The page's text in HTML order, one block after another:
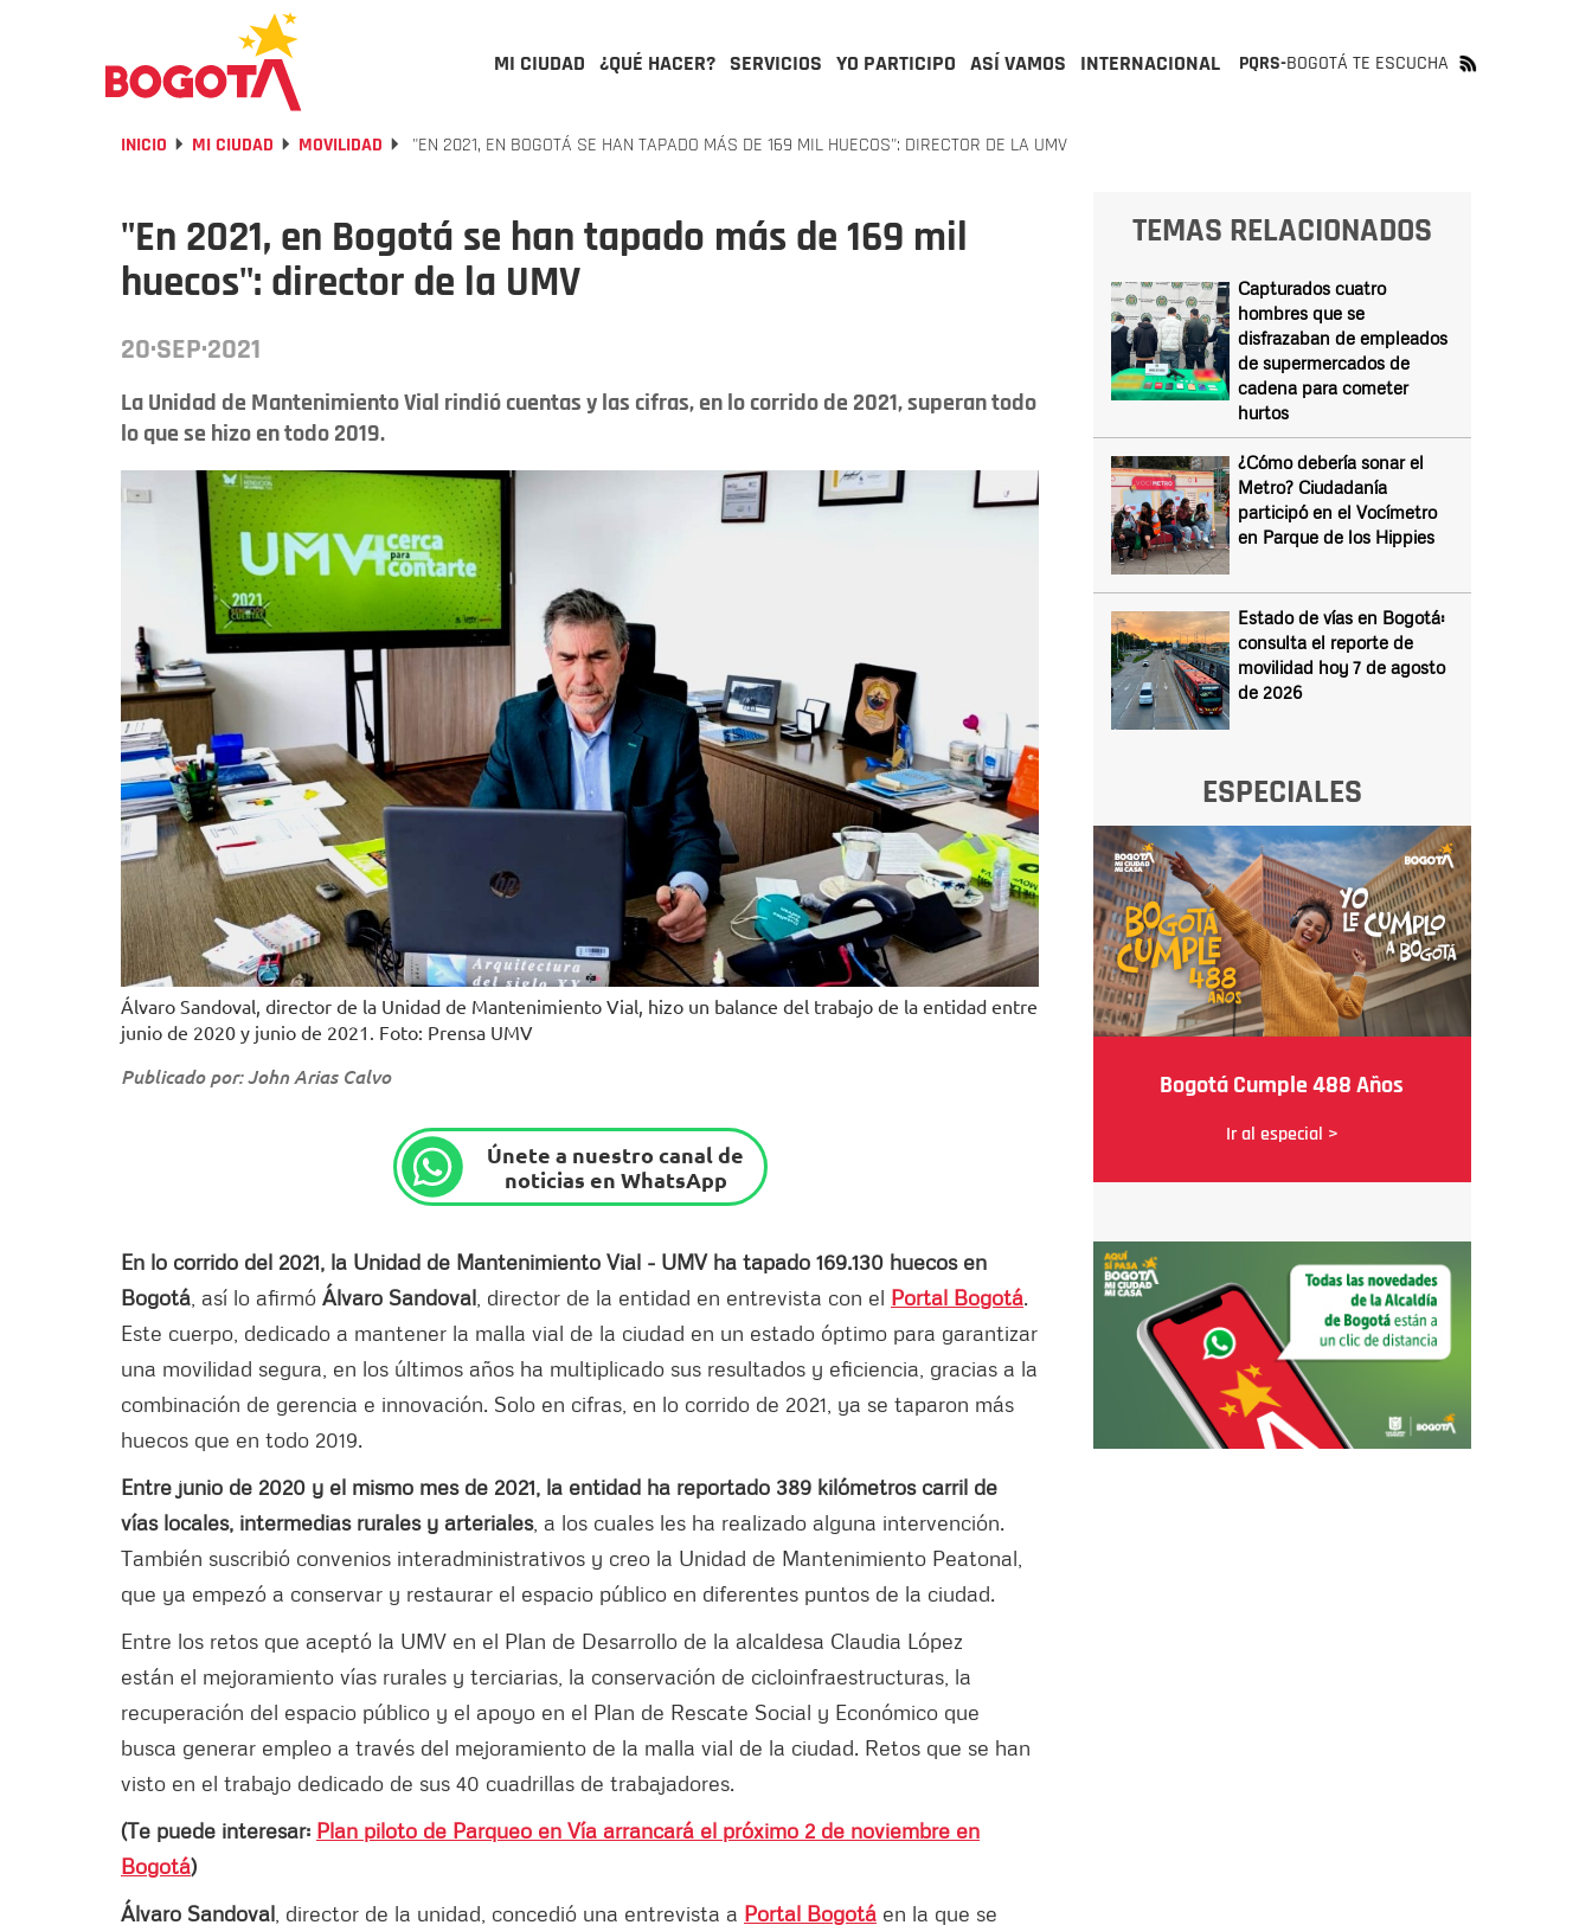
MI CIUDAD ¿QUÉ HACER? SERVICIOS YO PARTICIPO ASÍ VAMOS INTERNACIONAL PQRS-BOGOTÁ TE ESCUCHA
INICIO MI CIUDAD MOVILIDAD "EN 2021, EN BOGOTÁ SE HAN TAPADO MÁS DE 169 MIL HUECOS": DIRECTOR DE LA UMV
"En 2021, en Bogotá se han tapado más de 169 mil
huecos": director de la UMV
20·SEP·2021
La Unidad de Mantenimiento Vial rindió cuentas y las cifras, en lo corrido de 2021, superan todo
lo que se hizo en todo 2019.
Álvaro Sandoval, director de la Unidad de Mantenimiento Vial, hizo un balance del trabajo de la entidad entre
junio de 2020 y junio de 2021. Foto: Prensa UMV
Publicado por: John Arias Calvo
Únete a nuestro canal de
noticias en WhatsApp
En lo corrido del 2021, la Unidad de Mantenimiento Vial - UMV ha tapado 169.130 huecos en
Bogotá , así lo afirmó Álvaro Sandoval , director de la entidad en entrevista con el Portal Bogotá.
Este cuerpo, dedicado a mantener la malla vial de la ciudad en un estado óptimo para garantizar
una movilidad segura, en los últimos años ha multiplicado sus resultados y eficiencia, gracias a la
combinación de gerencia e innovación. Solo en cifras, en lo corrido de 2021, ya se taparon más
huecos que en todo 2019.
Entre junio de 2020 y el mismo mes de 2021, la entidad ha reportado 389 kilómetros carril de
vías locales, intermedias rurales y arteriales, a los cuales les ha realizado alguna intervención.
También suscribió convenios interadministrativos y creo la Unidad de Mantenimiento Peatonal,
que ya empezó a conservar y restaurar el espacio público en diferentes puntos de la ciudad.
Entre los retos que aceptó la UMV en el Plan de Desarrollo de la alcaldesa Claudia López
están el mejoramiento vías rurales y terciarias, la conservación de cicloinfraestructuras, la
recuperación del espacio público y el apoyo en el Plan de Rescate Social y Económico que
busca generar empleo a través del mejoramiento de la malla vial de la ciudad. Retos que se han
visto en el trabajo dedicado de sus 40 cuadrillas de trabajadores.
(Te puede interesar: Plan piloto de Parqueo en Vía arrancará el próximo 2 de noviembre en
Bogotá)
Álvaro Sandoval , director de la unidad, concedió una entrevista a Portal Bogotá en la que se
TEMAS RELACIONADOS
Capturados cuatro
hombres que se
disfrazaban de empleados
de supermercados de
cadena para cometer
hurtos
¿Cómo debería sonar el
Metro? Ciudadanía
participó en el Vocímetro
en Parque de los Hippies
Estado de vías en Bogotá:
consulta el reporte de
movilidad hoy 7 de agosto
de 2026
ESPECIALES
Bogotá Cumple 488 Años
Ir al especial >